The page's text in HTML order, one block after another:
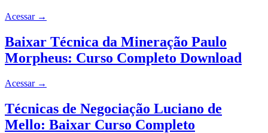
Acessar →
Baixar Técnica da Mineração Paulo
Morpheus: Curso Completo Download
Acessar →
Técnicas de Negociação Luciano de
Mello: Baixar Curso Completo